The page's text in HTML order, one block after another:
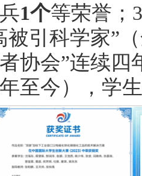
1个等荣誉；
被引科学家”
协会”连续四
至今），学